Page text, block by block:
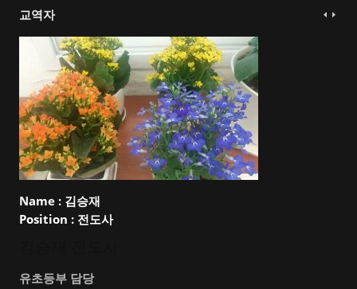
교역자
Name : 김승재
Position : 전도사
유초등부 담당